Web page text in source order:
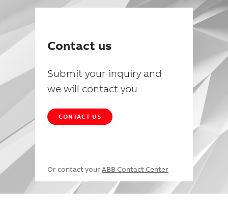
Contact us
Submit your inquiry and
we will contact you
CONTACT US
Or contact your ABB Contact Center